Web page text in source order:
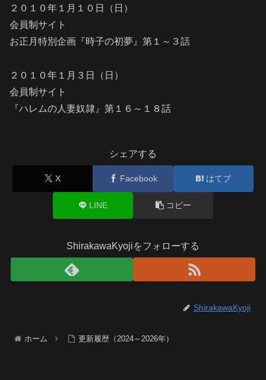
２０１０年１月１０日（日）
会員制サイト
お正月特別企画『時子の初夢』第１～３話
２０１０年１月３日（日）
会員制サイト
『ハレムの人妻奴隷』第１６～１８話
シェアする
X Facebook はてブ
LINE コピー
ShirakawaKyojiをフォローする
ShirakawaKyoji
ホーム 更新履歴（2024～2026年）